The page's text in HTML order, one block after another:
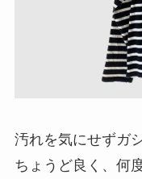
汚れを気にせずガ
ちょうど良く、何